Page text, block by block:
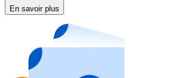
Nouveau
Achetez des cartes-cadeaux
Aller à la boutique de cartes-
En savoir plus